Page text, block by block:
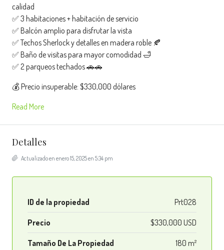
calidad
✅ 3 habitaciones + habitación de servicio
✅ Balcón amplio para disfrutar la vista
✅ Techos Sherlock y detalles en madera roble 🍂
✅ Baño de visitas para mayor comodidad 🛁
✅ 2 parqueos techados 🚗🚗
💰 Precio insuperable: $330,000 dólares
Read More
Detalles
Actualizado en enero 15, 2025 en 5:34 pm
ID de la propiedad Prt028
Precio $330,000 USD
Tamaño De La Propiedad 180 m²